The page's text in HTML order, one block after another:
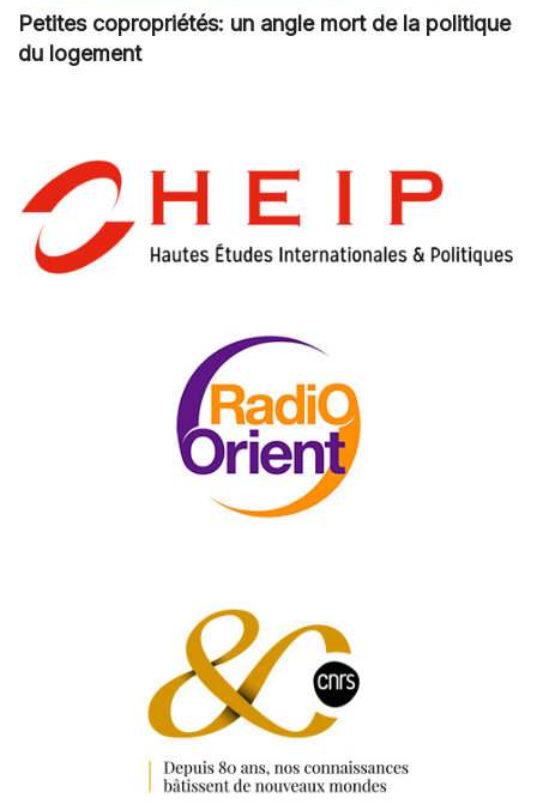
Petites copropriétés: un angle mort de la politique
du logement